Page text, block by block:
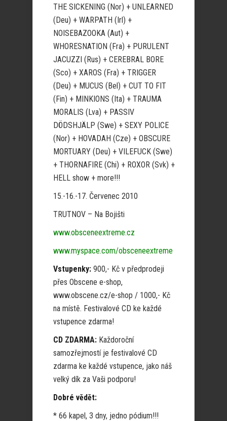
THE SICKENING (Nor) + UNLEARNED
(Deu) + WARPATH (Irl) +
NOISEBAZOOKA (Aut) +
WHORESNATION (Fra) + PURULENT
JACUZZI (Rus) + CEREBRAL BORE
(Sco) + XAROS (Fra) + TRIGGER
(Deu) + MUCUS (Bel) + CUT TO FIT
(Fin) + MINKIONS (Ita) + TRAUMA
MORALIS (Lva) + PASSIV
DÖDSHJÄLP (Swe) + SEXY POLICE
(Nor) + HOVADAH (Cze) + OBSCURE
MORTUARY (Deu) + VILEFUCK (Swe)
+ THORNAFIRE (Chi) + ROXOR (Svk) +
HELL show + more!!!
15.-16.-17. Červenec 2010
TRUTNOV – Na Bojišti
www.obsceneextreme.cz
www.myspace.com/obsceneextreme
Vstupenky: 900,- Kč v předprodeji
přes Obscene e-shop,
www.obscene.cz/e-shop / 1000,- Kč
na místě. Festivalové CD ke každé
vstupence zdarma!
CD ZDARMA: Každoroční
samozřejmostí je festivalové CD
zdarma ke každé vstupence, jako náš
velký dík za Vaši podporu!
Dobré vědět:
* 66 kapel, 3 dny, jedno pódium!!!